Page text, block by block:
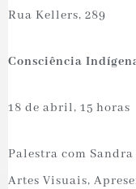
Rua Kellers, 289
Consciência
18 de abril, 15 horas
Palestra com
Artes Visuais,